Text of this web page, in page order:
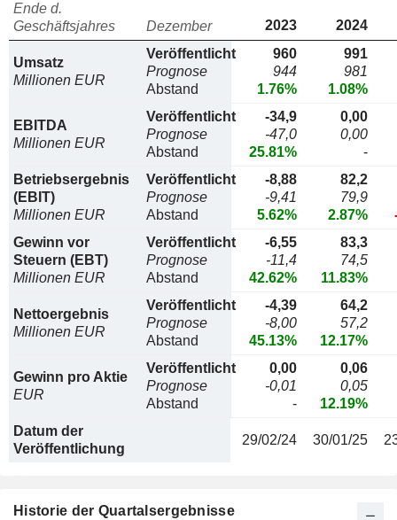
Ende d.
Geschäftsjahres
Dezember 2023 2024
Umsatz
Millionen EUR
Veröffentlicht
Prognose
Abstand
960
944
1.76%
991
981
1.08%
EBITDA
Millionen EUR
Veröffentlicht
Prognose
Abstand
-34,9
-47,0
25.81%
0,00
0,00
-
Betriebsergebnis
(EBIT)
Millionen EUR
Veröffentlicht
Prognose
Abstand
-8,88
-9,41
5.62%
82,2
79,9
2.87%
Gewinn vor
Steuern (EBT)
Millionen EUR
Veröffentlicht
Prognose
Abstand
-6,55
-11,4
42.62%
83,3
74,5
11.83%
Nettoergebnis
Millionen EUR
Veröffentlicht
Prognose
Abstand
-4,39
-8,00
45.13%
64,2
57,2
12.17%
Gewinn pro Aktie
EUR
Veröffentlicht
Prognose
Abstand
0,00
-0,01
-
0,06
0,05
12.19%
Datum der
Veröffentlichung
29/02/24 30/01/25
Historie der Quartalsergebnisse